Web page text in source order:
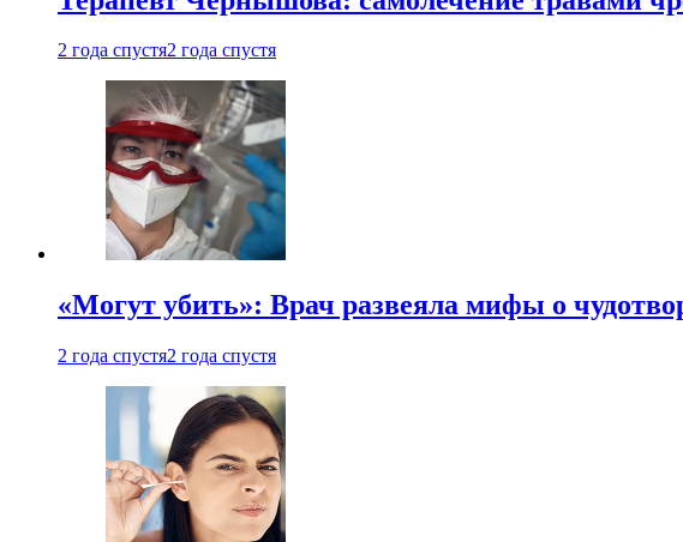
2 года спустя2 года спустя
«Могут убить»: Врач развеяла мифы о
2 года спустя2 года спустя